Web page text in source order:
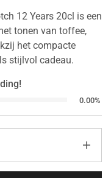
12 Years 20cl is een
tonen van toffee,
het compacte
stijlvol cadeau.
0.00%